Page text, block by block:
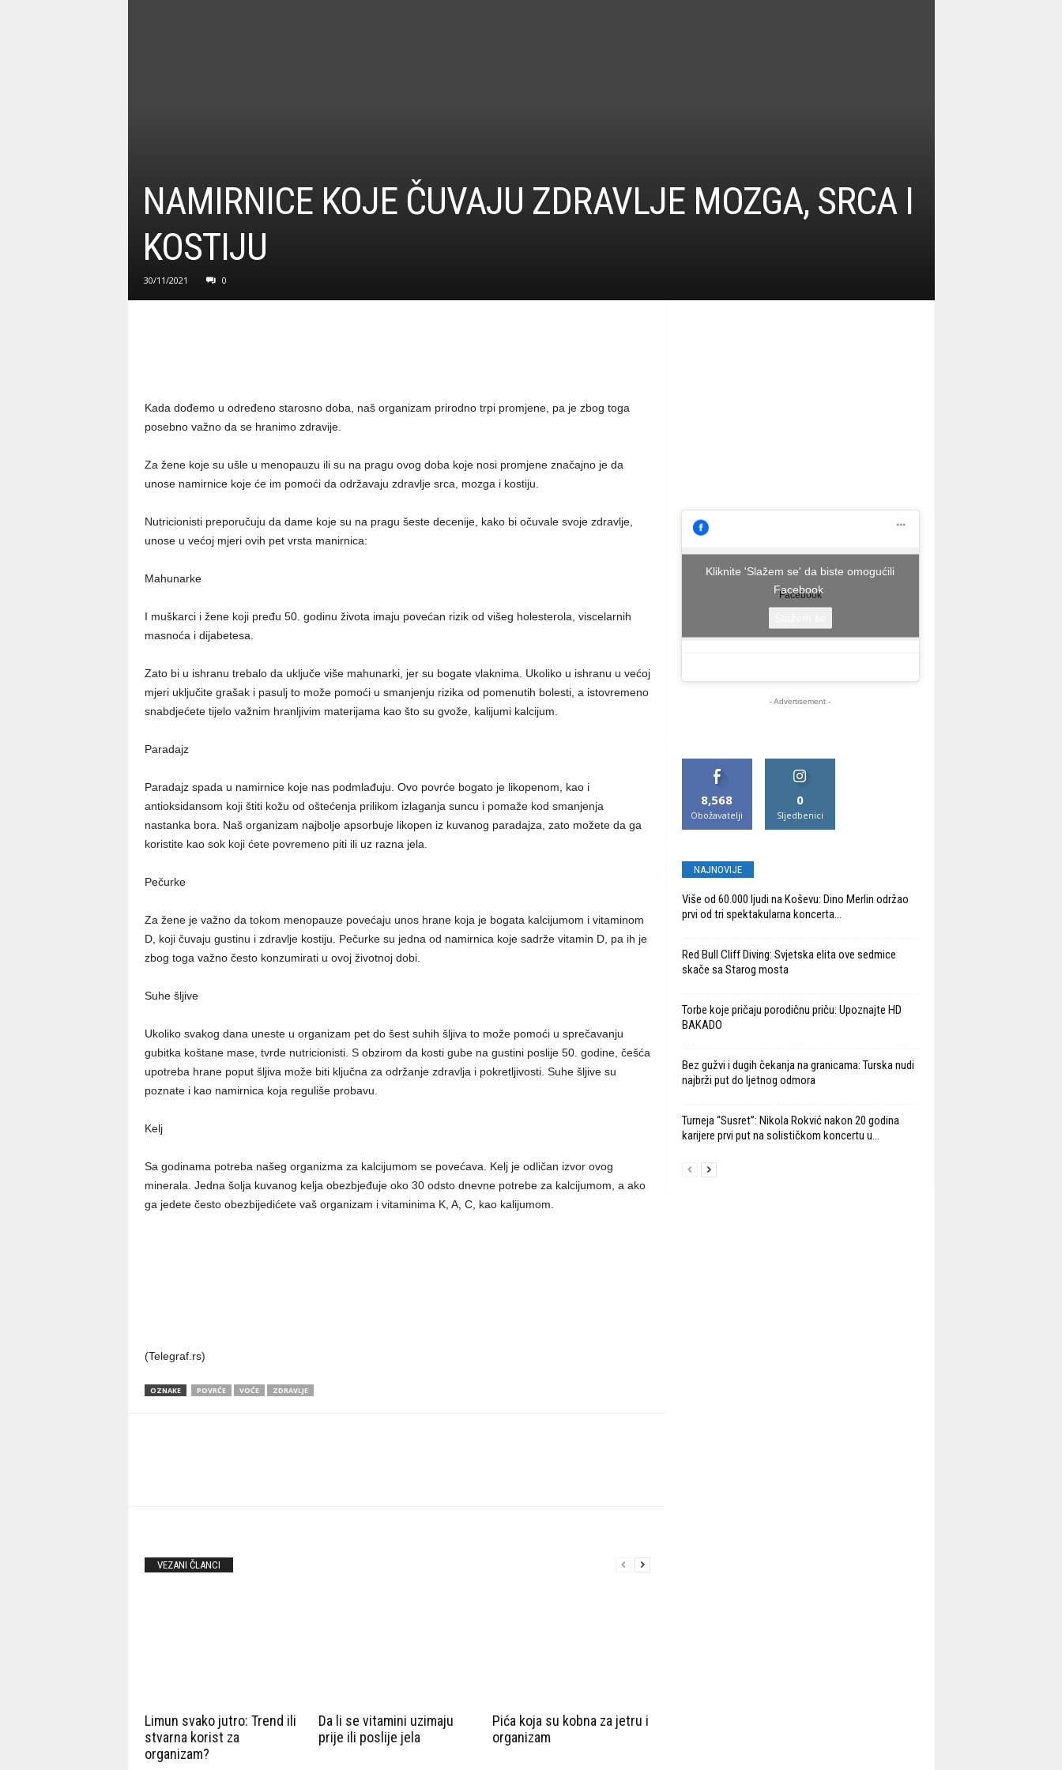
NAMIRNICE KOJE ČUVAJU ZDRAVLJE MOZGA, SRCA I
KOSTIJU
30/11/2021 0
Kada dođemo u određeno starosno doba, naš organizam prirodno trpi promjene, pa je zbog toga
posebno važno da se hranimo zdravije.
Za žene koje su ušle u menopauzu ili su na pragu ovog doba koje nosi promjene značajno je da
unose namirnice koje će im pomoći da održavaju zdravlje srca, mozga i kostiju.
Nutricionisti preporučuju da dame koje su na pragu šeste decenije, kako bi očuvale svoje zdravlje,
unose u većoj mjeri ovih pet vrsta manirnica:
Mahunarke
I muškarci i žene koji pređu 50. godinu života imaju povećan rizik od višeg holesterola, viscelarnih
masnoća i dijabetesa.
Zato bi u ishranu trebalo da uključe više mahunarki, jer su bogate vlaknima. Ukoliko u ishranu u većoj
mjeri uključite grašak i pasulj to može pomoći u smanjenju rizika od pomenutih bolesti, a istovremeno
snabdjećete tijelo važnim hranljivim materijama kao što su gvože, kalijumi kalcijum.
Paradajz
Paradajz spada u namirnice koje nas podmlađuju. Ovo povrće bogato je likopenom, kao i
antioksidansom koji štiti kožu od oštećenja prilikom izlaganja suncu i pomaže kod smanjenja
nastanka bora. Naš organizam najbolje apsorbuje likopen iz kuvanog paradajza, zato možete da ga
koristite kao sok koji ćete povremeno piti ili uz razna jela.
Pečurke
Za žene je važno da tokom menopauze povećaju unos hrane koja je bogata kalcijumom i vitaminom
D, koji čuvaju gustinu i zdravlje kostiju. Pečurke su jedna od namirnica koje sadrže vitamin D, pa ih je
zbog toga važno često konzumirati u ovoj životnoj dobi.
Suhe šljive
Ukoliko svakog dana uneste u organizam pet do šest suhih šljiva to može pomoći u sprečavanju
gubitka koštane mase, tvrde nutricionisti. S obzirom da kosti gube na gustini poslije 50. godine, češća
upotreba hrane poput šljiva može biti ključna za održanje zdravlja i pokretljivosti. Suhe šljive su
poznate i kao namirnica koja reguliše probavu.
Kelj
Sa godinama potreba našeg organizma za kalcijumom se povećava. Kelj je odličan izvor ovog
minerala. Jedna šolja kuvanog kelja obezbjeđuje oko 30 odsto dnevne potrebe za kalcijumom, a ako
ga jedete često obezbijedićete vaš organizam i vitaminima K, A, C, kao kalijumom.
(Telegraf.rs)
OZNAKE POVRĆE VOĆE ZDRAVLJE
VEZANI ČLANCI
Limun svako jutro: Trend ili
stvarna korist za
organizam?
Da li se vitamini uzimaju
prije ili poslije jela
Pića koja su kobna za jetru i
organizam
Facebook
Kliknite 'Slažem se' da biste omogućili
Facebook
- Advertisement -
8,568
Obožavatelji
0
Sljedbenici
NAJNOVIJE
Više od 60.000 ljudi na Koševu: Dino Merlin održao
prvi od tri spektakularna koncerta...
Red Bull Cliff Diving: Svjetska elita ove sedmice
skače sa Starog mosta
Torbe koje pričaju porodičnu priču: Upoznajte HD
BAKADO
Bez gužvi i dugih čekanja na granicama: Turska nudi
najbrži put do ljetnog odmora
Turneja “Susret”: Nikola Rokvić nakon 20 godina
karijere prvi put na solističkom koncertu u...